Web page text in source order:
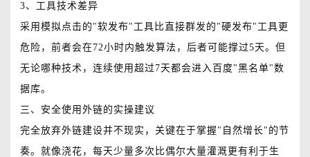
3、工具技术差异
采用模拟点击的"软发布"工具比直接群发的"硬发布"工具更
危险，前者会在72小时内触发算法，后者可能撑过5天。但
无论哪种技术，连续使用超过7天都会进入百度"黑名单"数
据库。
三、安全使用外链的实操建议
完全放弃外链建设并不现实，关键在于掌握"自然增长"的节
奏。就像浇花，每天少量多次比偶尔大量灌溉更有利于生